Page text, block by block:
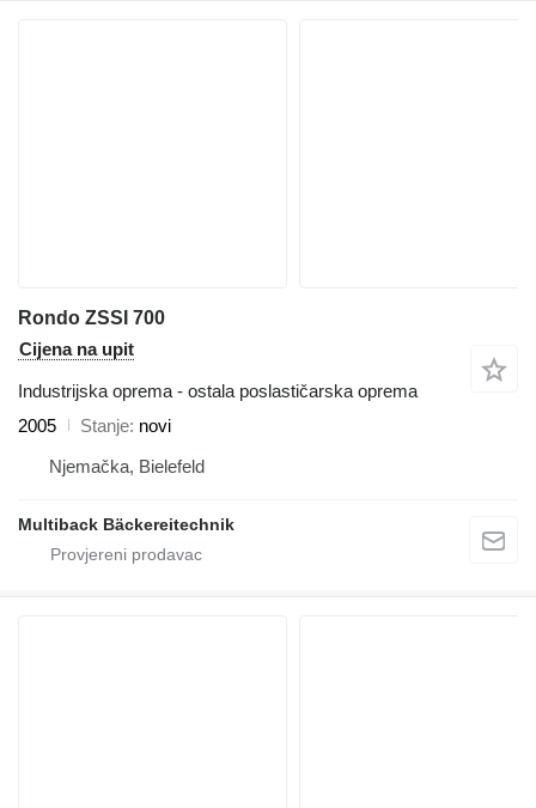
Rondo ZSSI 700
Cijena na upit
Industrijska oprema - ostala poslastičarska oprema
2005
Stanje novi
Njemačka, Bielefeld
Multiback Bäckereitechnik